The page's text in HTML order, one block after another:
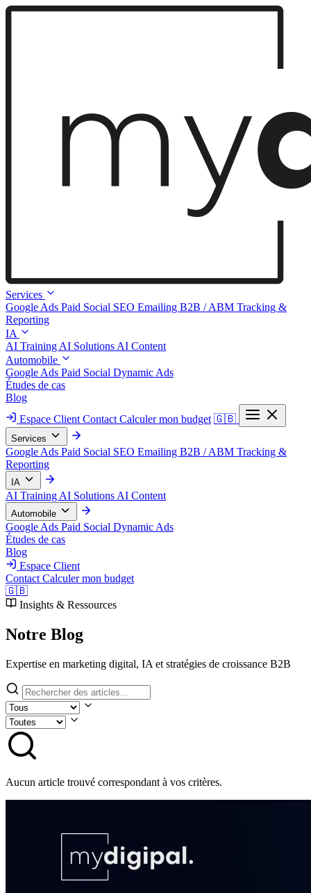
Services
Google Ads Paid Social SEO Emailing B2B / ABM Tracking &
Reporting
IA
AI Training AI Solutions AI Content
Automobile
Google Ads Paid Social Dynamic Ads
Études de cas
Blog
Espace Client Contact Calculer mon budget 🇬🇧
Services
Google Ads Paid Social SEO Emailing B2B / ABM Tracking &
Reporting
IA
AI Training AI Solutions AI Content
Automobile
Google Ads Paid Social Dynamic Ads
Études de cas
Blog
Espace Client
Contact Calculer mon budget
🇬🇧
Insights & Ressources
Notre Blog
Expertise en marketing digital, IA et stratégies de croissance B2B
Aucun article trouvé correspondant à vos critères.